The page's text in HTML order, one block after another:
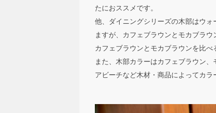
たにおススメです。
他、ダイニングシリーズの木部はウ
ますが、カフェブラウンとモカブラウ
カフェブラウンとモカブラウンを比
また、木部カラーはカフェブラウン
アビーチなど木材・商品によってカ